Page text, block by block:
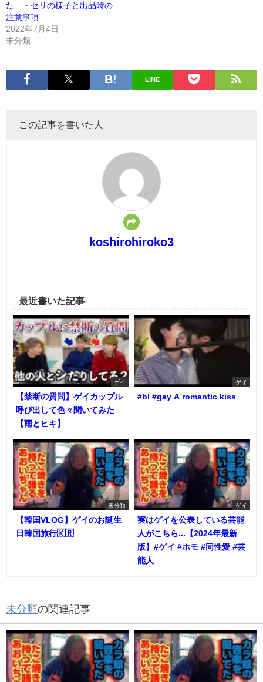
た －セリの様子と出品時の
注意事項
2022年7月4日
未分類
LINE
この記事を書いた人
koshirohiroko3
最近書いた記事
ゲイ
【禁断の質問】ゲイカップル
呼び出して色々聞いてみた
【雨とヒキ】
ゲイ
#bl #gay A romantic kiss
未分類
【韓国VLOG】ゲイのお誕生
日韓国旅行🇰🇷
ゲイ
実はゲイを公表している芸能
人がこちら...【2024年最新
版】#ゲイ #ホモ #同性愛 #芸
能人
未分類の関連記事